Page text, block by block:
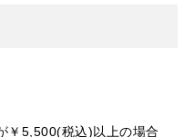
￥5,500(税込)以上の場合